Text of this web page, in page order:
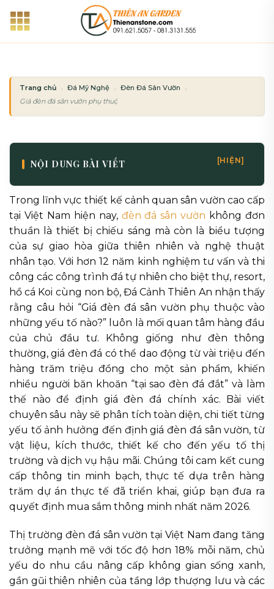
qua
Trang chủ Đá Mỹ Nghệ
Đèn Đá Sân Vườn
Giá đèn đá sân vườn phụ thuộc vào những yếu tố nào?
NỘI DUNG BÀI VIẾT [HIỆN]
Trong lĩnh vực thiết kế cảnh quan sân vườn cao cấp
tại Việt Nam hiện nay, đèn đá sân vườn không đơn
thuần là thiết bị chiếu sáng mà còn là biểu tượng
của sự giao hòa giữa thiên nhiên và nghệ thuật
nhân tạo. Với hơn 12 năm kinh nghiệm tư vấn và thi
công các công trình đá tự nhiên cho biệt thự, resort,
hồ cá Koi cùng non bộ, Đá Cảnh Thiên An nhận thấy
rằng câu hỏi “Giá đèn đá sân vườn phụ thuộc vào
những yếu tố nào?” luôn là mối quan tâm hàng đầu
của chủ đầu tư. Không giống như đèn thông
thường, giá đèn đá có thể dao động từ vài triệu đến
hàng trăm triệu đồng cho một sản phẩm, khiến
nhiều người băn khoăn “tại sao đèn đá đắt” và làm
thế nào để định giá đèn đá chính xác. Bài viết
chuyên sâu này sẽ phân tích toàn diện, chi tiết từng
yếu tố ảnh hưởng đến định giá đèn đá sân vườn, từ
vật liệu, kích thước, thiết kế cho đến yếu tố thị
trường và dịch vụ hậu mãi. Chúng tôi cam kết cung
cấp thông tin minh bạch, thực tế dựa trên hàng
trăm dự án thực tế đã triển khai, giúp bạn đưa ra
quyết định mua sắm thông minh nhất năm 2026.
Thị trường đèn đá sân vườn tại Việt Nam đang tăng
trưởng mạnh mẽ với tốc độ hơn 18% mỗi năm, chủ
yếu do nhu cầu nâng cấp không gian sống xanh,
gần gũi thiên nhiên của tầng lớp thượng lưu và các